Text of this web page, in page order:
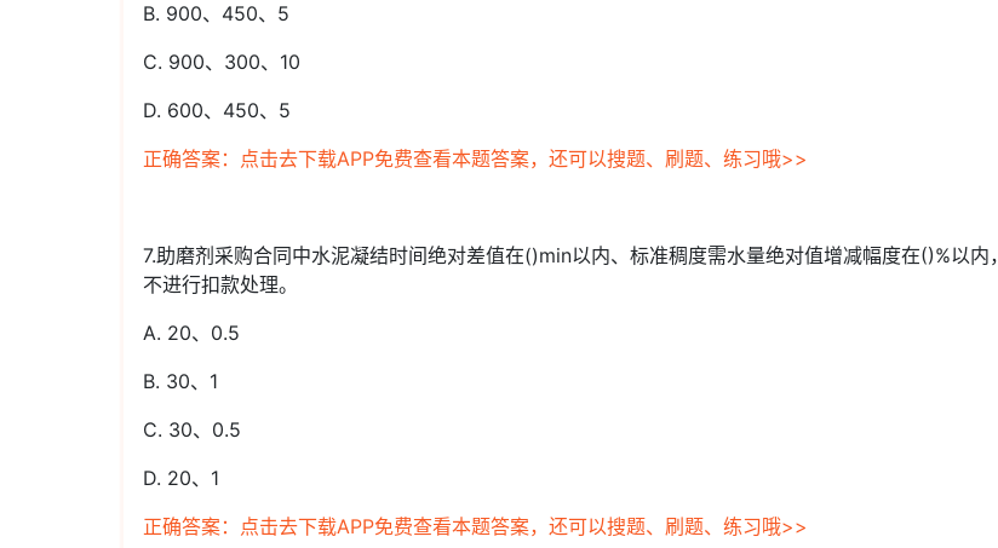
B. 900、450、5
C. 900、300、10
D. 600、450、5
正确答案：点击去下载APP免费查看本题答案，还可以搜题、刷题、练习哦>>
7.助磨剂采购合同中水泥凝结时间绝对差值在()min以内、标准稠度需水量绝对值增减幅度在()%以内，
不进行扣款处理。
A. 20、0.5
B. 30、1
C. 30、0.5
D. 20、1
正确答案：点击去下载APP免费查看本题答案，还可以搜题、刷题、练习哦>>